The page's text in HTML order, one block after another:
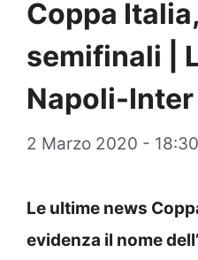
Coppa
semifinali |
Napoli-Inter
2 Marzo 2020 - 18:30
Le ultime news
evidenza il nome